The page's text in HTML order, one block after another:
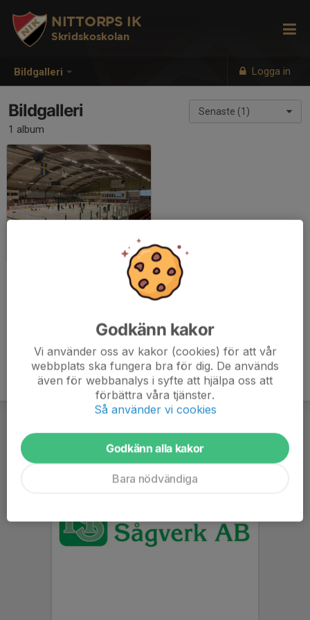
Bildgalleri Logga in
NITTORPS IK
Skridskoskolan
Senaste (1)
Bildgalleri
1 album
Godkänn kakor
Vi använder oss av kakor (cookies) för att vår
webbplats ska fungera bra för dig. De används
även för webbanalys i syfte att hjälpa oss att
förbättra våra tjänster.
Så använder vi cookies
Godkänn alla kakor
Bara nödvändiga